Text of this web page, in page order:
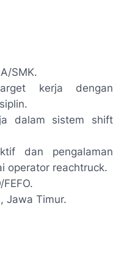
SMK.
kerja dengan
dalam sistem shift
dan pengalaman
operator reachtruck.
Jawa Timur.